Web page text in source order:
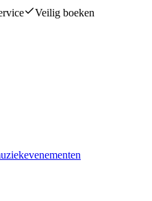
Veilig boeken